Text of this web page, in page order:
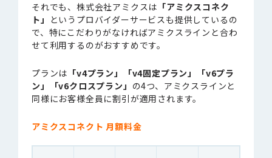
それでも、株式会社アミクスは 「アミクスコネク
ト」 というプロバイダーサービスも提供しているの
で、特にこだわりがなければアミクスラインと合わ
せて利用するのがおすすめです。
プランは 「v4プラン」「v4固定プラン」「v6プラ
ン」「v6クロスプラン」 の4つ、アミクスラインと
同様にお客様全員に割引が適用されます。
アミクスコネクト 月額料金